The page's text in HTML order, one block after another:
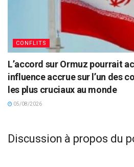
CONFLITS
L’accord sur Ormuz pourrait
influence accrue sur l’un des
les plus cruciaux au monde
05/08/2026
Discussion à propos du